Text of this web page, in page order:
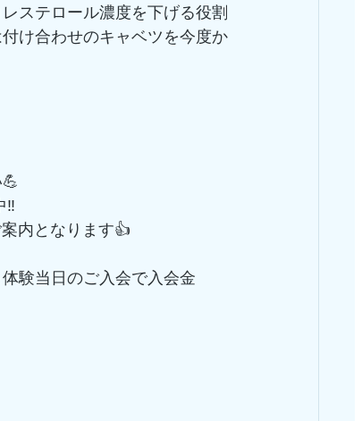
ステロール濃度を下げる役割
け合わせのキャベツを今度か
‼️
内となります👍
験当日のご入会で入会金